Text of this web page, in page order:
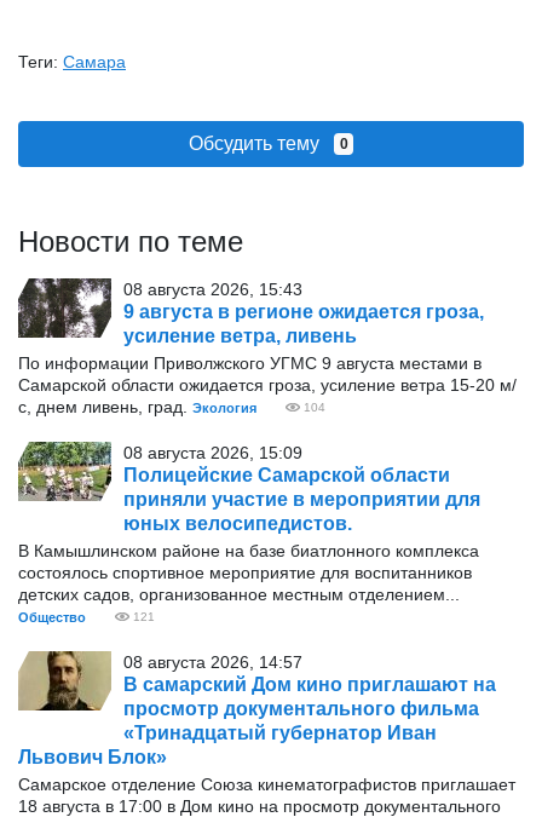
Теги: Самара
Обсудить тему 0
Новости по теме
08 августа 2026, 15:43
9 августа в регионе ожидается гроза,
усиление ветра, ливень
По информации Приволжского УГМС 9 августа местами в
Самарской области ожидается гроза, усиление ветра 15-20 м/
с, днем ливень, град.
Экология 104
08 августа 2026, 15:09
Полицейские Самарской области
приняли участие в мероприятии для
юных велосипедистов.
В Камышлинском районе на базе биатлонного комплекса
состоялось спортивное мероприятие для воспитанников
детских садов, организованное местным отделением...
Общество 121
08 августа 2026, 14:57
В самарский Дом кино приглашают на
просмотр документального фильма
«Тринадцатый губернатор Иван
Львович Блок»
Самарское отделение Союза кинематографистов приглашает
18 августа в 17:00 в Дом кино на просмотр документального